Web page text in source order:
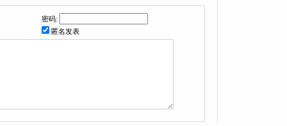
密码:
匿名发表